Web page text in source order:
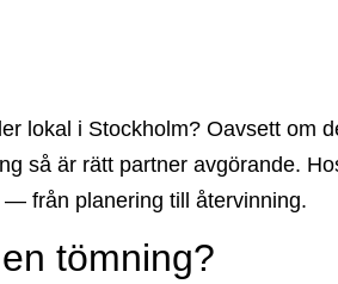
lokal i Stockholm? Oavsett om
så är rätt partner avgörande.
från planering till återvinning.
tömning?